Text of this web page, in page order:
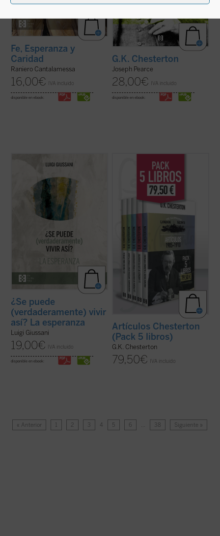
Fe, Esperanza y
Caridad
Raniero Cantalamessa
16,00€ IVA incluido
disponible en ebook:
G.K. Chesterton
Joseph Pearce
28,00€ IVA incluido
disponible en ebook:
Giussani, que la esperanza es una palabra
rica apertura a la realidad, el más rico
descubrimiento en la realidad, la mayor
exaltación de la realidad que el hombre ...
¿Se puede
(verdaderamente) vivir
así? La esperanza
Luigi Giussani
19,00€ IVA incluido
disponible en ebook:
G.K. Chesterton fue uno de los escritores
más importantes del siglo XX. Publicó una
extensa colección de libros, ensayos y
artículos, poemas, obras de teatro, novelas
y cuentos que incluyen su famosa serie
sobre el padre Brown. Se consideraba, ...
Artículos Chesterton
(Pack 5 libros)
G.K. Chesterton
79,50€ IVA incluido
« Anterior 1 2 3 4 5 6 … 38 Siguiente »